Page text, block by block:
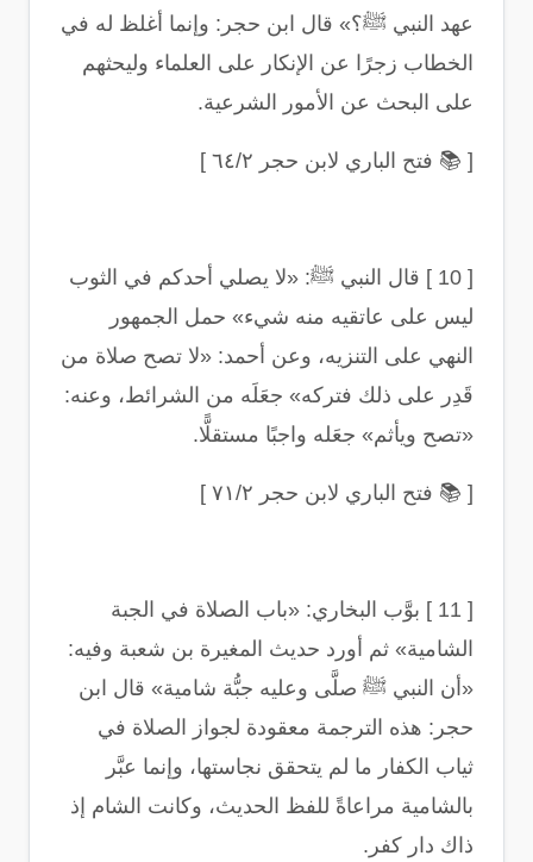
عهد النبي ﷺ؟» قال ابن حجر: وإنما أغلظ له في
الخطاب زجرًا عن الإنكار على العلماء وليحثهم
على البحث عن الأمور الشرعية.
[
📚 فتح الباري لابن حجر ٦٤/٢ ]
[ 10 ]
قال النبي ﷺ: «لا يصلي أحدكم في الثوب
ليس على عاتقيه منه شيء» حمل الجمهور
النهي على التنزيه، وعن أحمد: «لا تصح صلاة من
قَدِر على ذلك فتركه» جعَلَه من الشرائط، وعنه:
«تصح ويأثم» جعَله واجبًا مستقلًّا.
[
📚 فتح الباري لابن حجر ٧١/٢ ]
[ 11 ]
بوَّب البخاري: «باب الصلاة في الجبة
الشامية» ثم أورد حديث المغيرة بن شعبة وفيه:
«أن النبي ﷺ صلَّى وعليه جبُّة شامية» قال ابن
حجر: هذه الترجمة معقودة لجواز الصلاة في
ثياب الكفار ما لم يتحقق نجاستها، وإنما عبَّر
بالشامية مراعاةً للفظ الحديث، وكانت الشام إذ
ذاك دار كفر .